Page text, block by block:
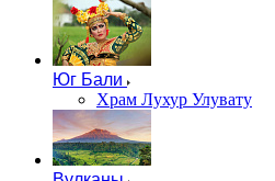
Юг Бали
Храм Лухур Улувату